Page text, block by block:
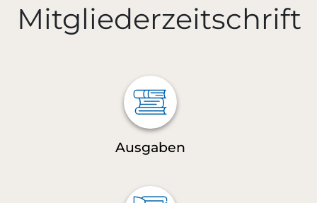
Mitgliederzeitschrift
Ausgaben